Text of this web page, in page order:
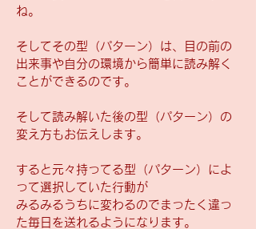
ね。
そしてその型（パターン）は、目の前の
出来事や自分の環境から簡単に読み解く
ことができるのです。
そして読み解いた後の型（パターン）の
変え方もお伝えします。
すると元々持ってる型（パターン）によ
って選択していた行動が
みるみるうちに変わるのでまったく違っ
た毎日を送れるようになります。